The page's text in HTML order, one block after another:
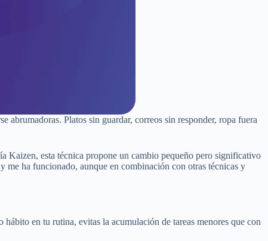
abrumadoras. Platos sin guardar, correos sin responder, ropa fuera
Kaizen, esta técnica propone un cambio pequeño pero significativo
me ha funcionado, aunque en combinación con otras técnicas y
en tu rutina, evitas la acumulación de tareas menores que con